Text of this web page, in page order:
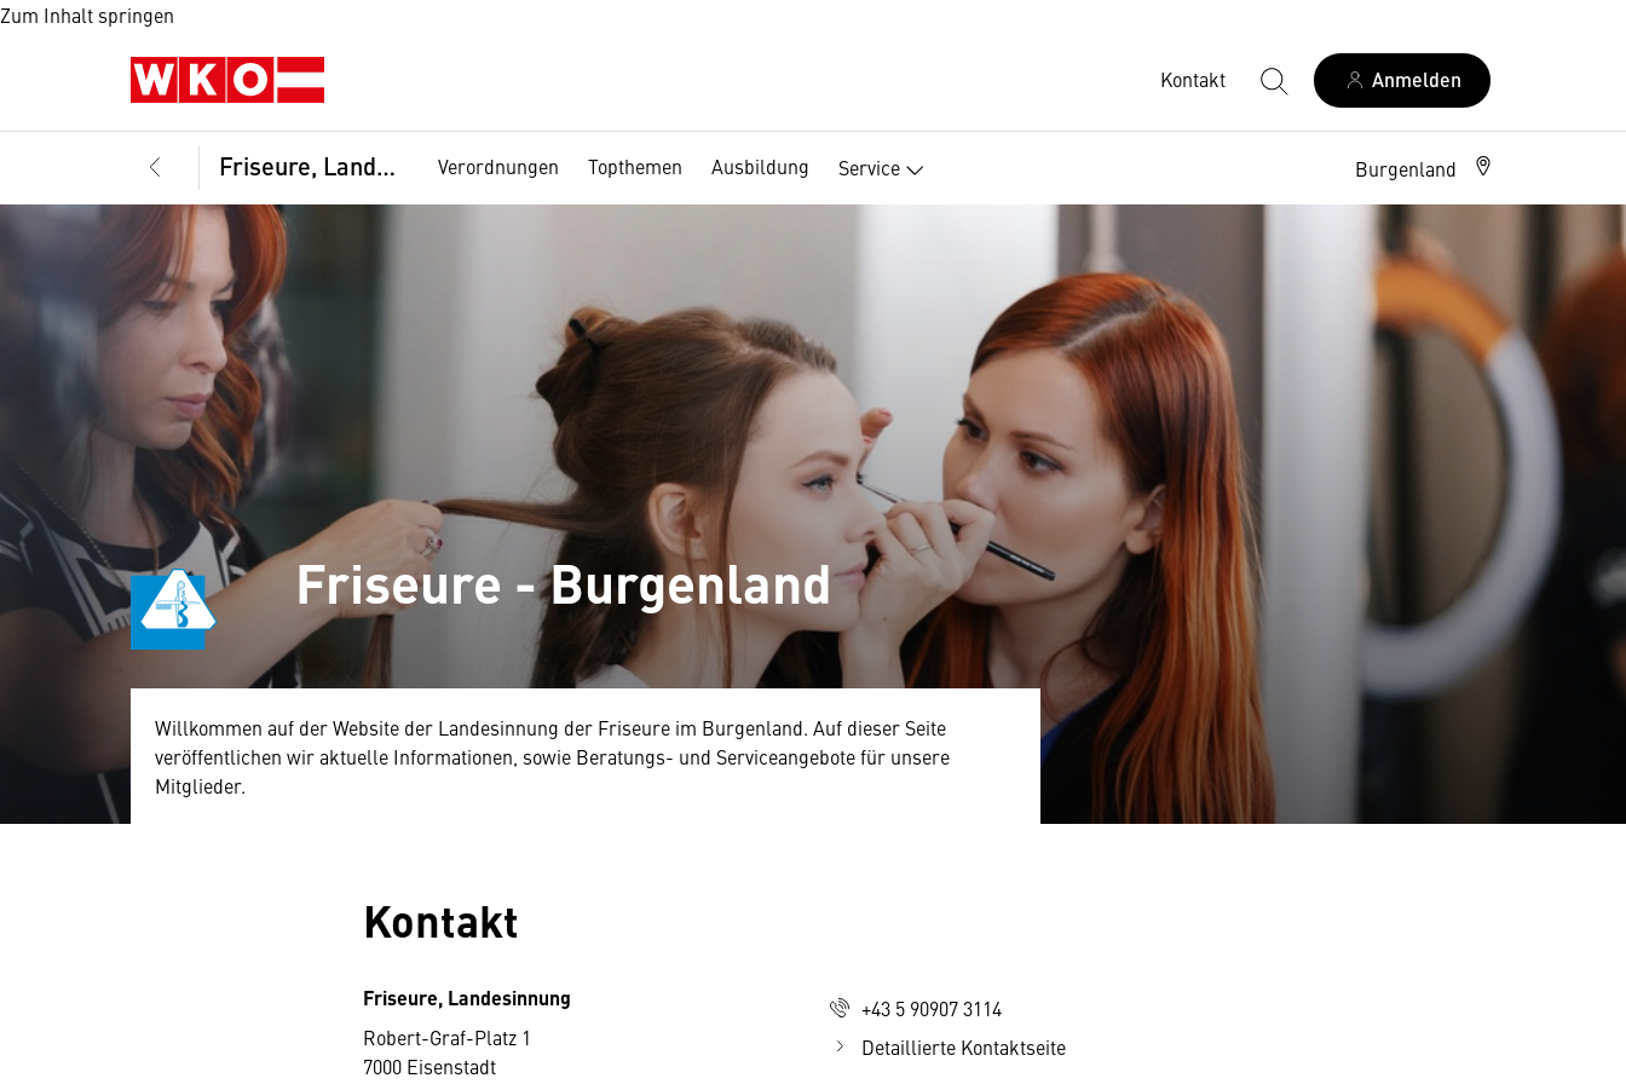
Zum Inhalt springen
Kontakt Anmelden
Friseure, Landesinnung Verordnungen Topthemen Ausbildung Service Burgenland
Friseure - Burgenland
Willkommen auf der Website der Landesinnung der Friseure im Burgenland. Auf dieser Seite
veröffentlichen wir aktuelle Informationen, sowie Beratungs- und Serviceangebote für unsere
Mitglieder.
Kontakt
Friseure, Landesinnung
Robert-Graf-Platz 1
7000 Eisenstadt
+43 5 90907 3114
Detaillierte Kontaktseite